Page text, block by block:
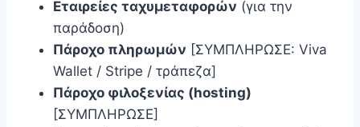
Εταιρείες ταχυμεταφορών (για την
παράδοση)
Πάροχο πληρωμών [ΣΥΜΠΛΗΡΩΣΕ: Viva
Wallet / Stripe / τράπεζα]
Πάροχο φιλοξενίας (hosting)
[ΣΥΜΠΛΗΡΩΣΕ]